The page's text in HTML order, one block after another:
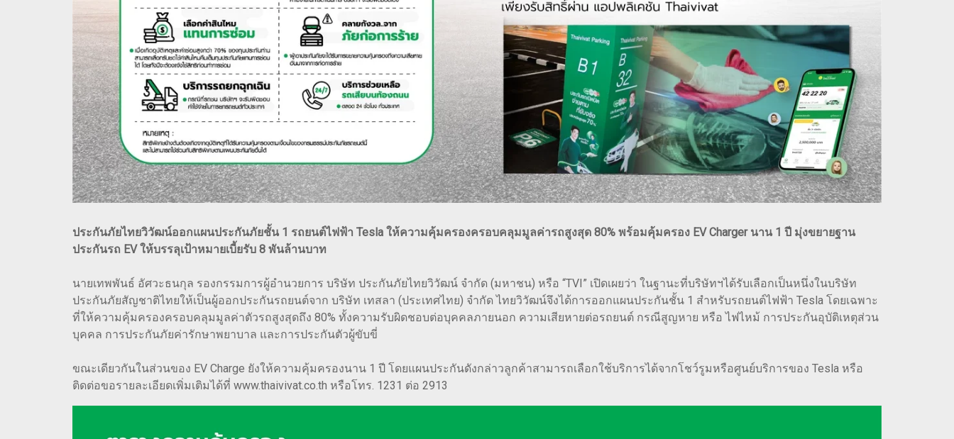
ประกันภัยไทยวิวัฒน์ออกแผนประกันภัยชั้น 1 รถยนต์ไฟฟ้า Tesla ให้ความคุ้มครองครอบคลุมมูลค่ารถสูงสุด 80% พร้อมคุ้มครอง EV Charger นาน 1 ปี มุ่งขยายฐาน
ประกันรถ EV ให้บรรลุเป้าหมายเบี้ยรับ 8 พันล้านบาท
นายเทพพันธ์ อัศวะธนกุล รองกรรมการผู้อำนวยการ บริษัท ประกันภัยไทยวิวัฒน์ จำกัด (มหาชน) หรือ “TVI” เปิดเผยว่า ในฐานะที่บริษัทฯได้รับเลือกเป็นหนึ่งในบริษัท
ประกันภัยสัญชาติไทยให้เป็นผู้ออกประกันรถยนต์จาก บริษัท เทสลา (ประเทศไทย) จำกัด ไทยวิวัฒน์จึงได้การออกแผนประกันชั้น 1 สำหรับรถยนต์ไฟฟ้า Tesla โดยเฉพาะ
ที่ให้ความคุ้มครองครอบคลุมมูลค่าตัวรถสูงสุดถึง 80% ทั้งความรับผิดชอบต่อบุคคลภายนอก ความเสียหายต่อรถยนต์ กรณีสูญหาย หรือ ไฟไหม้ การประกันอุบัติเหตุส่วน
บุคคล การประกันภัยค่ารักษาพยาบาล และการประกันตัวผู้ขับขี่
ขณะเดียวกันในส่วนของ EV Charge ยังให้ความคุ้มครองนาน 1 ปี โดยแผนประกันดังกล่าวลูกค้าสามารถเลือกใช้บริการได้จากโชว์รูมหรือศูนย์บริการของ Tesla หรือ
ติดต่อขอรายละเอียดเพิ่มเติมได้ที่ www.thaivivat.co.th หรือโทร. 1231 ต่อ 2913